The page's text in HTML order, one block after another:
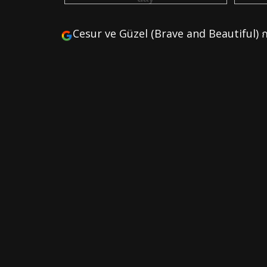
Cesur ve Güzel (Brave and Beautiful)